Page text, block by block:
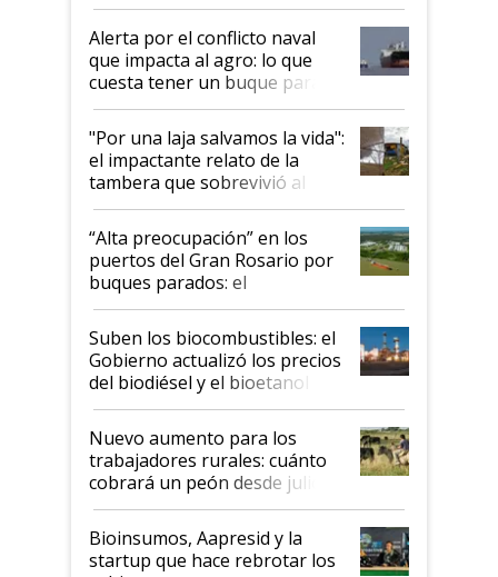
Alerta por el conflicto naval
que impacta al agro: lo que
cuesta tener un buque parado
y el peligro de que Argentina
pase a ser "país sucio"
"Por una laja salvamos la vida":
el impactante relato de la
tambera que sobrevivió al
tornado
“Alta preocupación” en los
puertos del Gran Rosario por
buques parados: el
funcionamiento de las
exportadoras en tensión tras
la medida de fuerza de los
prácticos
Suben los biocombustibles: el
Gobierno actualizó los precios
del biodiésel y el bioetanol
Nuevo aumento para los
trabajadores rurales: cuánto
cobrará un peón desde julio
Bioinsumos, Aapresid y la
startup que hace rebrotar los